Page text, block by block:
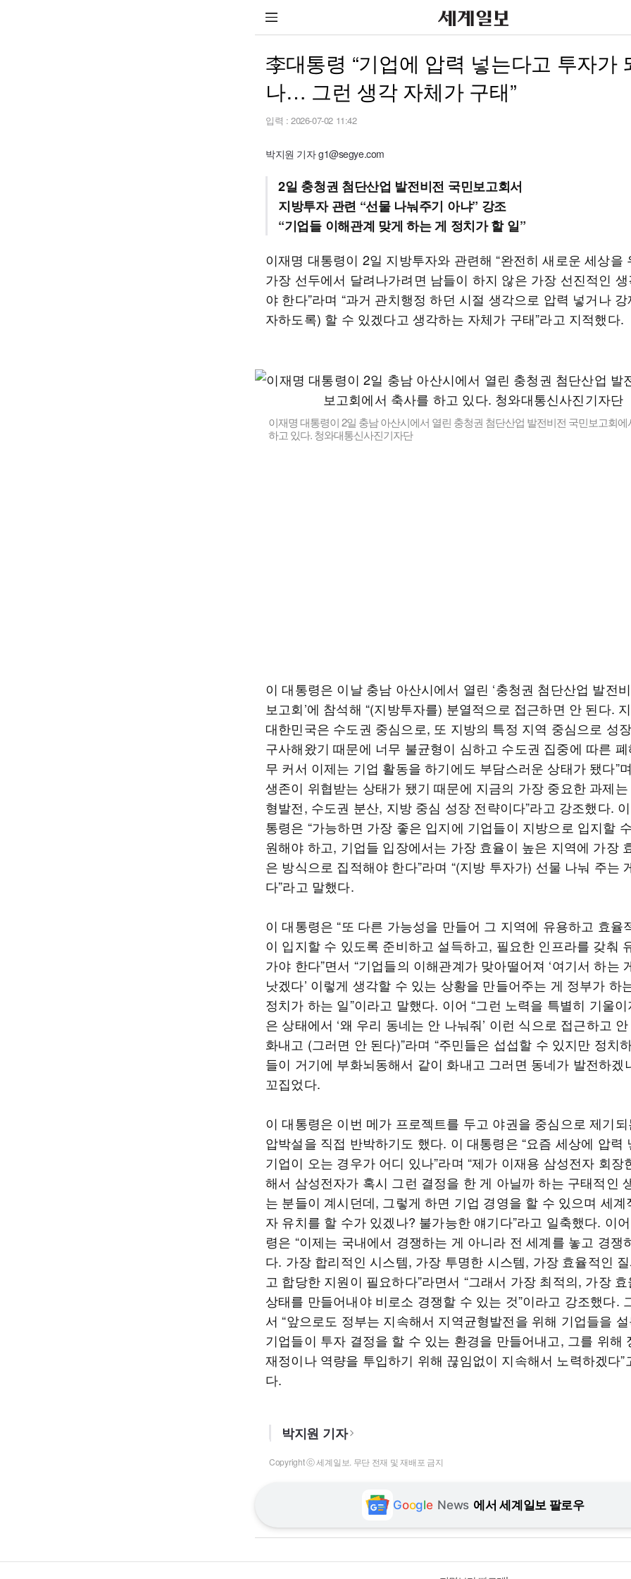
李대통령 “기업에 압력 넣는다고 투자가
나… 그런 생각 자체가 구태”
입력 : 2026-07-02 11:42
박지원 기자 g1@segye.com
2일 충청권 첨단산업 발전비전 국민보고회서
지방투자 관련 “선물 나눠주기 아냐” 강조
“기업들 이해관계 맞게 하는 게 정치가 할 일”
이재명 대통령이 2일 지방투자와 관련해 “완전히 새로운 세상을
가장 선두에서 달려나가려면 남들이 하지 않은 가장 선진적인 생
야 한다”라며 “과거 관치행정 하던 시절 생각으로 압력 넣거나
자하도록) 할 수 있겠다고 생각하는 자체가 구태”라고 지적했다.
이재명 대통령이 2일 충남 아산시에서 열린 충청권 첨단산업 발전비전 국민보고회에
하고 있다. 청와대통신사진기자단
이 대통령은 이날 충남 아산시에서 열린 ‘충청권 첨단산업 발전
보고회’에 참석해 “(지방투자를) 분열적으로 접근하면 안 된다.
대한민국은 수도권 중심으로, 또 지방의 특정 지역 중심으로 성
구사해왔기 때문에 너무 불균형이 심하고 수도권 집중에 따른 폐
무 커서 이제는 기업 활동을 하기에도 부담스러운 상태가 됐다”
생존이 위협받는 상태가 됐기 때문에 지금의 가장 중요한 과제
형발전, 수도권 분산, 지방 중심 성장 전략이다”라고 강조했다.
통령은 “가능하면 가장 좋은 입지에 기업들이 지방으로 입지할
원해야 하고, 기업들 입장에서는 가장 효율이 높은 지역에 가장
은 방식으로 집적해야 한다”라며 “(지방 투자가) 선물 나눠 주는
다”라고 말했다.
이 대통령은 “또 다른 가능성을 만들어 그 지역에 유용하고 효율
이 입지할 수 있도록 준비하고 설득하고, 필요한 인프라를 갖춰
가야 한다”면서 “기업들의 이해관계가 맞아떨어져 ‘여기서 하는
낫겠다’ 이렇게 생각할 수 있는 상황을 만들어주는 게 정부가 하
정치가 하는 일”이라고 말했다. 이어 “그런 노력을 특별히 기울
은 상태에서 ‘왜 우리 동네는 안 나눠줘’ 이런 식으로 접근하고
화내고 (그러면 안 된다)”라며 “주민들은 섭섭할 수 있지만 정치
들이 거기에 부화뇌동해서 같이 화내고 그러면 동네가 발전하겠
꼬집었다.
이 대통령은 이번 메가 프로젝트를 두고 야권을 중심으로 제기
압박설을 직접 반박하기도 했다. 이 대통령은 “요즘 세상에 압력
기업이 오는 경우가 어디 있나”라며 “제가 이재용 삼성전자 회장
해서 삼성전자가 혹시 그런 결정을 한 게 아닐까 하는 구태적인
는 분들이 계시던데, 그렇게 하면 기업 경영을 할 수 있으며 세계
자 유치를 할 수가 있겠나? 불가능한 얘기다”라고 일축했다. 이
령은 “이제는 국내에서 경쟁하는 게 아니라 전 세계를 놓고 경쟁
다. 가장 합리적인 시스템, 가장 투명한 시스템, 가장 효율적인
고 합당한 지원이 필요하다”라면서 “그래서 가장 최적의, 가장 효
상태를 만들어내야 비로소 경쟁할 수 있는 것”이라고 강조했다.
서 “앞으로도 정부는 지속해서 지역균형발전을 위해 기업들을 설
기업들이 투자 결정을 할 수 있는 환경을 만들어내고, 그를 위해
재정이나 역량을 투입하기 위해 끊임없이 지속해서 노력하겠다”
다.
박지원 기자
Copyright ⓒ 세계일보. 무단 전재 및 재배포 금지
Google News 에서 세계일보 팔로우